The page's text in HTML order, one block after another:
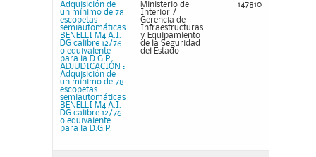
Adquisición de
un mínimo de 78
escopetas
semiautomáticas
BENELLI M4 A.I.
DG calibre 12/76
o equivalente
para la D.G.P.
ADJUDICACIÓN :
Adquisición de
un mínimo de 78
escopetas
semiautomáticas
BENELLI M4 A.I.
DG calibre 12/76
o equivalente
para la D.G.P.
Ministerio de
Interior /
Gerencia de
Infraestructuras
y Equipamiento
de la Seguridad
del Estado
147810